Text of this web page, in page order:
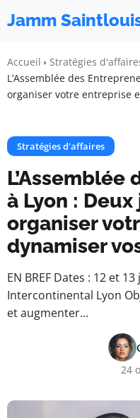
Jamm
Accueil
Stratégies
L’Assemblée des
organiser votre entreprise
Stratégies d'affaires
à Lyon :
organiser
dynamiser
EN BREF Dates : 12 et
Intercontinental Lyon
et augmenter…
24